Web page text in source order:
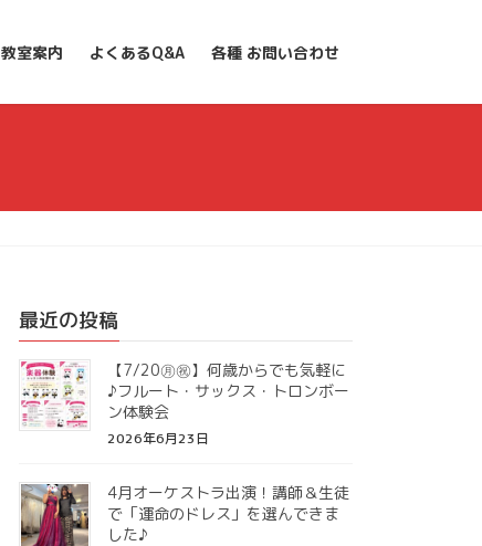
教室案内 よくあるQ&A 各種 お問い合わせ
最近の投稿
【7/20㊊㊗】何歳からでも気軽に
♪フルート・サックス・トロンボー
ン体験会
2026年6月23日
4月オーケストラ出演！講師＆生徒
で「運命のドレス」を選んできま
した♪